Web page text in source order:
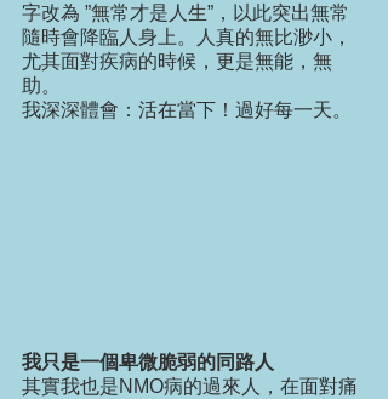
字改為 ”無常才是人生”，以此突出無常
隨時會降臨人身上。人真的無比渺小，
尤其面對疾病的時候，更是無能，無
助。
我深深體會：活在當下！過好每一天。
我只是一個卑微脆弱的同路人
其實我也是NMO病的過來人，在面對痛